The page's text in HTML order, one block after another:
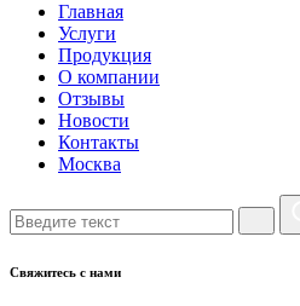
Главная
Услуги
Продукция
О компании
Отзывы
Новости
Контакты
Москва
Свяжитесь с нами